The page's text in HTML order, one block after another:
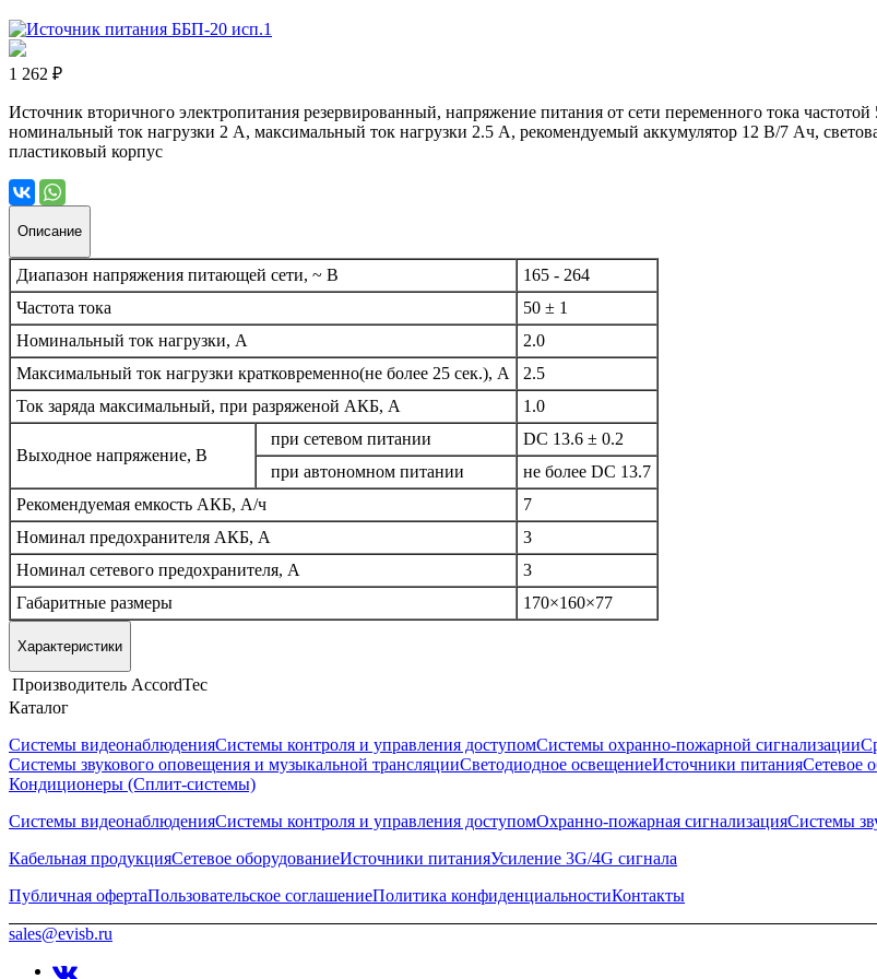
1 262 ₽
Источник вторичного электропитания резервированный, напряжение питания от сети переменного тока
номинальный ток нагрузки 2 А, максимальный ток нагрузки 2.5 А, рекомендуемый аккумулятор 12 В/7 Ач,
пластиковый корпус
Описание
Диапазон напряжения питающей сети, ~ В
165 - 264
Частота тока
50 ± 1
Номинальный ток нагрузки, А
2.0
Максимальный ток нагрузки кратковременно(не более 25 сек.), А
2.5
Ток заряда максимальный, при разряженой АКБ, А
1.0
Выходное напряжение, В
при сетевом питании
DC 13.6 ± 0.2
при автономном питании
не более DC 13.7
Рекомендуемая емкость АКБ, А/ч
7
Номинал предохранителя АКБ, А
3
Номинал сетевого предохранителя, А
3
Габаритные размеры
170×160×77
Характеристики
Производитель AccordTec
Каталог
Системы видеонаблюденияСистемы контроля и управления доступомСистемы охранно-пожарной сигнализации
Системы звукового оповещения и музыкальной трансляцииСветодиодное освещениеИсточники питанияСетевое
Кондиционеры (Сплит-системы)
Системы видеонаблюденияСистемы контроля и управления доступомОхранно-пожарная сигнализацияСистемы
Кабельная продукцияСетевое оборудованиеИсточники питанияУсиление 3G/4G сигнала
Публичная офертаПользовательское соглашениеПолитика конфиденциальностиКонтакты
sales@evisb.ru